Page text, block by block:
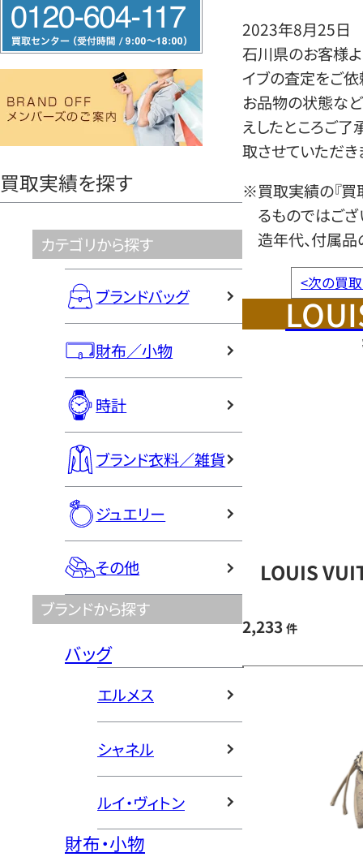
リ
ー
ヤ
買取実績を探す
カテゴリから探す
ブランドバッグ
財布／小物
時計
ブランド衣料／雑貨
ジュエリー
その他
ブランドから探す
バッグ
エルメス
シャネル
ルイ・ヴィトン
財布・小物
2023年8月25日
石川県のお客様よ
イブの査定をご依
お品物の状態など
えしたところご
取させていただき
※買取実績の『買
るものではござ
造年代、付属品
<次の買
LOUIS
2,233 件